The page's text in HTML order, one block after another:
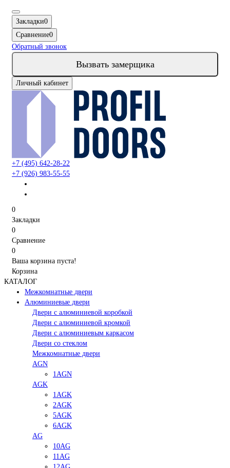
Закладки0
Сравнение0
Обратный звонок
Вызвать замерщика
Личный кабинет
+7 (495) 642-28-22
+7 (926) 983-55-55
0
Закладки
0
Сравнение
0
Ваша корзина пуста!
Корзина
КАТАЛОГ
Межкомнатные двери
Алюминиевые двери
Двери с алюминиевой коробкой
Двери с алюминиевой кромкой
Двери с алюминиевым каркасом
Двери со стеклом
Межкомнатные двери
AGN
1AGN
AGK
1AGK
2AGK
5AGK
6AGK
AG
10AG
11AG